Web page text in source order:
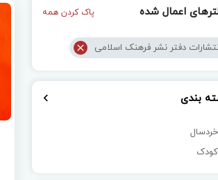
اعمال شده پاک کردن همه
دفتر نشر فرهنک اسلامی
بندی
خردسال
کودک